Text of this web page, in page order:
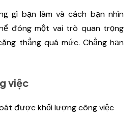
gì bạn làm và cách bạn nhìn
đóng một vai trò quan trọng
thẳng quá mức. Chẳng hạn
việc
được khối lượng công việc